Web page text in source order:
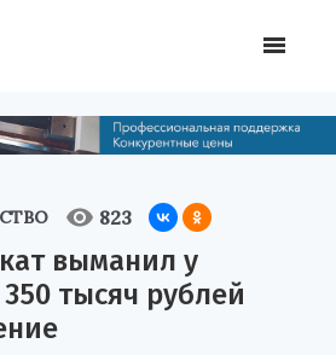
823
выманил у
тысяч рублей